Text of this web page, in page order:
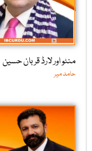
منٹو اور لارڈ قربان حسین
حامد میر